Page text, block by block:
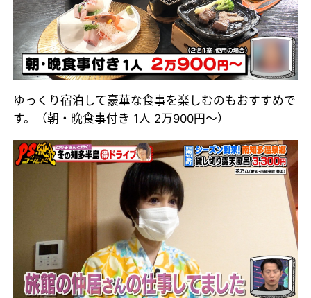
ゆっくり宿泊して豪華な食事を楽しむのもおすすめで
す。（朝・晩食事付き 1人 2万900円～）